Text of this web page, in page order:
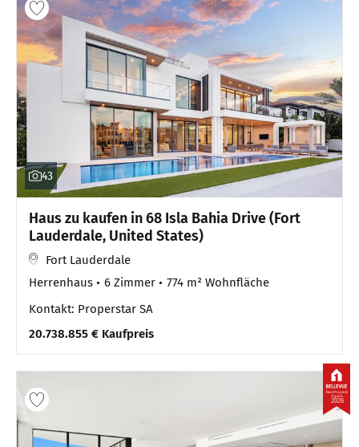
43
Haus zu kaufen in 68 Isla Bahia Drive (Fort
Lauderdale, United States)
Fort Lauderdale
Herrenhaus
6 Zimmer
774 m² Wohnfläche
Kontakt: Properstar SA
20.738.855 € Kaufpreis
2026
Best Property
Agents